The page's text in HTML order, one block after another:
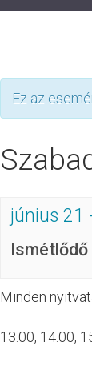
Ez az
június 21
Minden
13.00, 14.00,